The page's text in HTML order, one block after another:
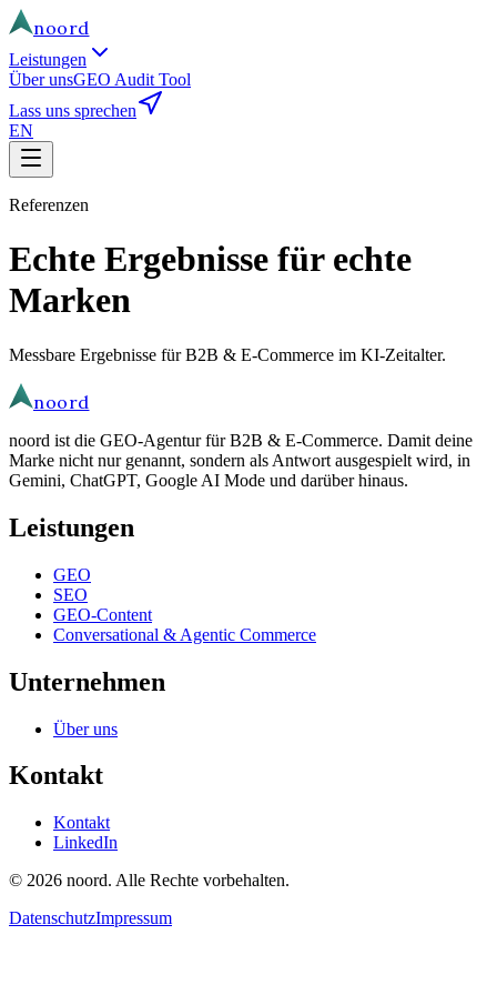
noord
Leistungen
Über unsGEO Audit Tool
Lass uns sprechen
EN
Referenzen
Echte Ergebnisse für echte
Marken
Messbare Ergebnisse für B2B & E-Commerce im KI-Zeitalter.
noord
noord ist die GEO-Agentur für B2B & E-Commerce. Damit deine
Marke nicht nur genannt, sondern als Antwort ausgespielt wird, in
Gemini, ChatGPT, Google AI Mode und darüber hinaus.
Leistungen
GEO
SEO
GEO-Content
Conversational & Agentic Commerce
Unternehmen
Über uns
Kontakt
Kontakt
LinkedIn
© 2026 noord. Alle Rechte vorbehalten.
DatenschutzImpressum